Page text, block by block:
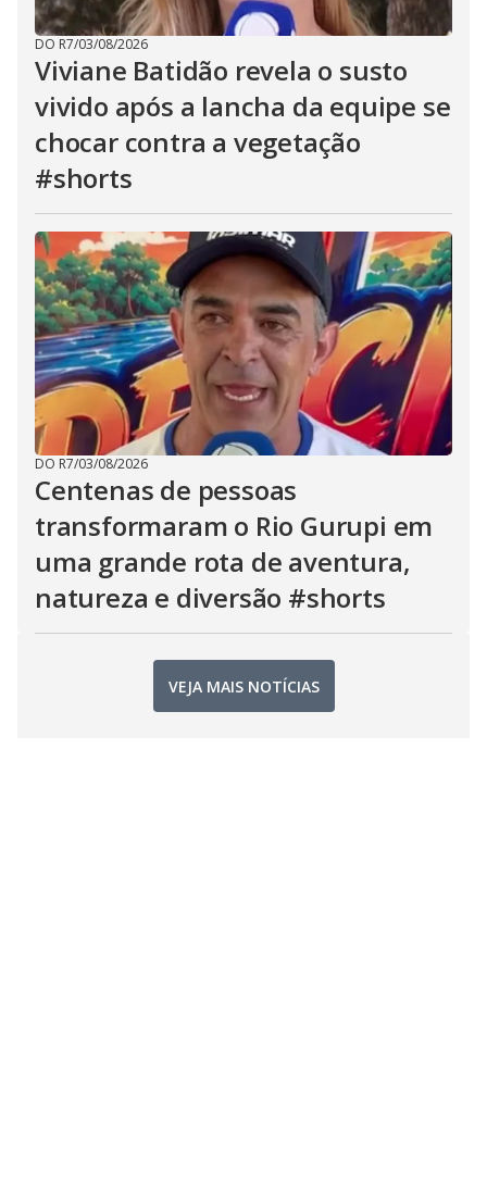
DO R7/03/08/2026
Viviane Batidão revela o susto
vivido após a lancha da equipe se
chocar contra a vegetação
#shorts
DO R7/03/08/2026
Centenas de pessoas
transformaram o Rio Gurupi em
uma grande rota de aventura,
natureza e diversão #shorts
VEJA MAIS NOTÍCIAS